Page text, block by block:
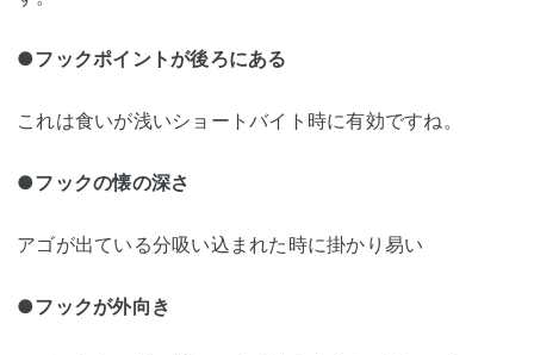
●フックポイントが後ろにある
これは食いが浅いショートバイト時に有効ですね。
●フックの懐の深さ
アゴが出ている分吸い込まれた時に掛かり易い
●フックが外向き